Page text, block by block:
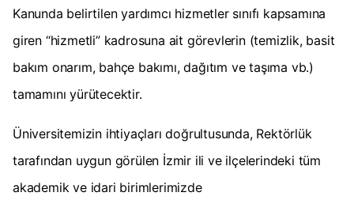
Kanunda belirtilen yardımcı hizmetler sınıfı kapsamına
giren “hizmetli” kadrosuna ait görevlerin (temizlik, basit
bakım onarım, bahçe bakımı, dağıtım ve taşıma vb.)
tamamını yürütecektir.
Üniversitemizin ihtiyaçları doğrultusunda, Rektörlük
tarafından uygun görülen İzmir ili ve ilçelerindeki tüm
akademik ve idari birimlerimizde